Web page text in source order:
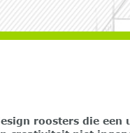
roosters die